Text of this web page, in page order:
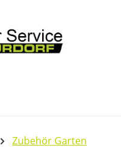
Zubehör Garten